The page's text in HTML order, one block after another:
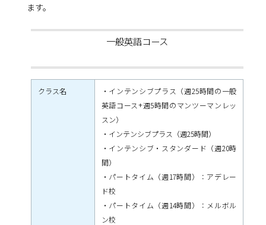
ます。
一般英語コース
クラス名
・インテンシブプラス（週25時間の一般
英語コース+週5時間のマンツーマンレッ
スン）
・インテンシブプラス（週25時間）
・インテンシブ・スタンダード（週20時
間）
・パートタイム（週17時間）：アデレー
ド校
・パートタイム（週14時間）：メルボル
ン校